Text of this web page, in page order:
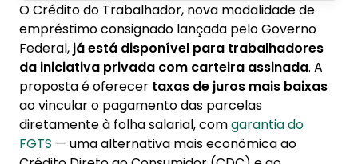
1. Como funciona a migração para o novo
consignado?
2. Por que trocar de modelo?
O Crédito do Trabalhador, nova modalidade de
empréstimo consignado lançada pelo Governo
Federal, já está disponível para trabalhadores
da iniciativa privada com carteira assinada. A
proposta é oferecer taxas de juros mais baixas
ao vincular o pagamento das parcelas
diretamente à folha salarial, comgarantia do
FGTS — uma alternativa mais econômica ao